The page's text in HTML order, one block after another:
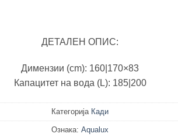
ДЕТАЛЕН ОПИС:
Димензии (cm): 160|170×83
Капацитет на вода (L): 185|200
Категорија Кади
Ознака: Aqualux